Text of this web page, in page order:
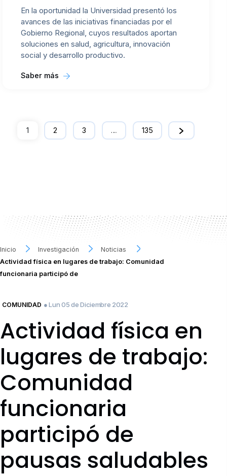
En la oportunidad la Universidad presentó los
avances de las iniciativas financiadas por el
Gobierno Regional, cuyos resultados aportan
soluciones en salud, agricultura, innovación
social y desarrollo productivo.
Saber más
1 2 3 … 135
Inicio Investigación
Noticias
Actividad física en lugares de trabajo: Comunidad
funcionaria participó de
COMUNIDAD ● Lun 05 de Diciembre 2022
Actividad física en
lugares de trabajo:
Comunidad
funcionaria
participó de
pausas saludables